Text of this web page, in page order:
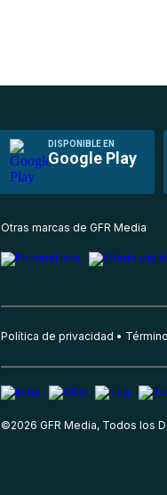
DISPONIBLE EN
Google Play
Otras marcas de GFR Media
Política de privacidad
©2026 GFR Media, Todos los